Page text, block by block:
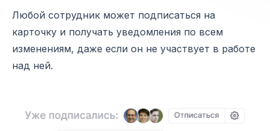
Любой сотрудник может подписаться на
карточку и получать уведомления по всем
изменениям, даже если он не участвует в работе
над ней.